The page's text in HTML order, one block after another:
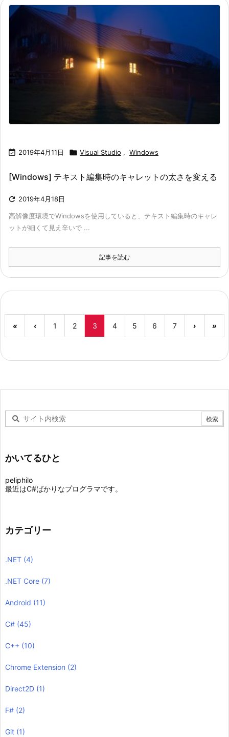
 2019年4月11日  Visual Studio , Windows
[Windows] テキスト編集時のキャレットの太さを変える
 2019年4月18日
高解像度環境でWindowsを使用していると、テキスト編集時のキャレ
ットが細くて見え辛いで ...
記事を読む
« ‹ 1 2 3 4 5 6 7 › »
かいてるひと
peliphilo
最近はC#ばかりなプログラマです。
カテゴリー
.NET (4)
.NET Core (7)
Android (11)
C# (45)
C++ (10)
Chrome Extension (2)
Direct2D (1)
F# (2)
Git (1)